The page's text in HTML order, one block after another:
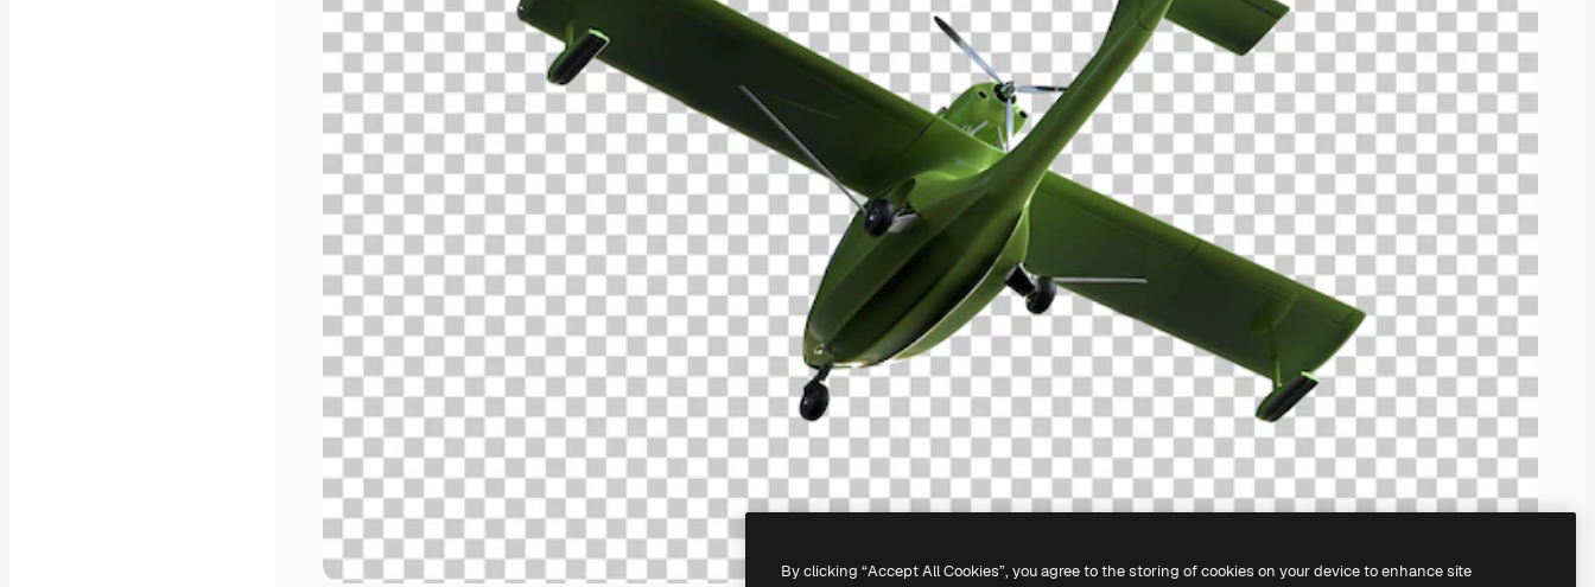
By clicking “Accept All Cookies”, you agree to the storing of cookies on your device to enhance site